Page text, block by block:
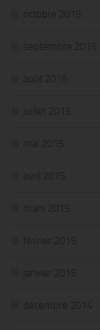
octobre 2015
septembre 2015
août 2015
juillet 2015
mai 2015
avril 2015
mars 2015
février 2015
janvier 2015
décembre 2014